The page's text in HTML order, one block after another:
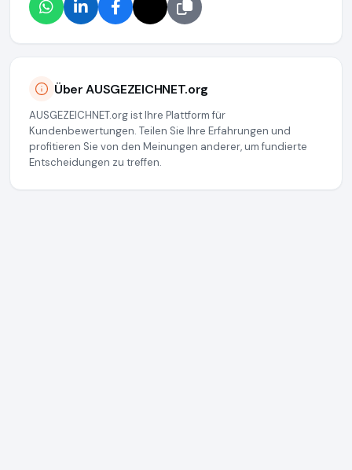
Über AUSGEZEICHNET.org
AUSGEZEICHNET.org ist Ihre Plattform für
Kundenbewertungen. Teilen Sie Ihre Erfahrungen und
profitieren Sie von den Meinungen anderer, um fundierte
Entscheidungen zu treffen.